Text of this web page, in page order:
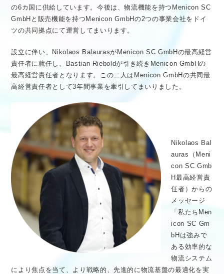
の6カ国に供給しています。今後は、物流機能を持つMenicon SC
GmbHと販売機能を持つMenicon GmbHの2つの事業会社をドイ
ツの共同拠点にて運営してまいります。
設立に伴い、Nikolaos BalaurasがMenicon SC GmbHの最高経営
責任者に就任し、Bastian Rieboldが引き続きMenicon GmbHの
最高経営責任者となります。この二人はMenicon GmbHの共同最
高経営責任者として3年間事業を牽引してまいりました。
Nikolaos Bal
auras（Meni
con SC Gmb
H最高経営責
任者）からの
メッセージ
「私たちMen
icon SC Gm
bHは強みで
ある効率的な
物流システム
により焦点を当て、より戦略的、先進的に物流基盤の最適化を実